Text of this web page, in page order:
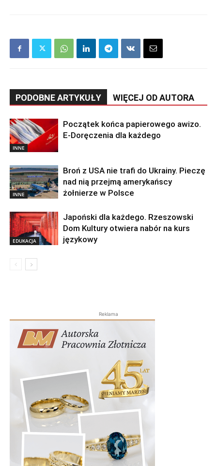
PODOBNE ARTYKUŁY WIĘCEJ OD AUTORA
INNE
Początek końca papierowego awizo.
E-Doręczenia dla każdego
INNE
Broń z USA nie trafi do Ukrainy. Pieczę
nad nią przejmą amerykańscy
żołnierze w Polsce
EDUKACJA
Japoński dla każdego. Rzeszowski
Dom Kultury otwiera nabór na kurs
językowy
Reklama